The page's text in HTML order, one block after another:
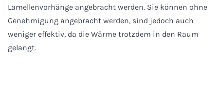
Lamellenvorhänge angebracht werden. Sie können ohne
Genehmigung angebracht werden, sind jedoch auch
weniger effektiv, da die Wärme trotzdem in den Raum
gelangt.